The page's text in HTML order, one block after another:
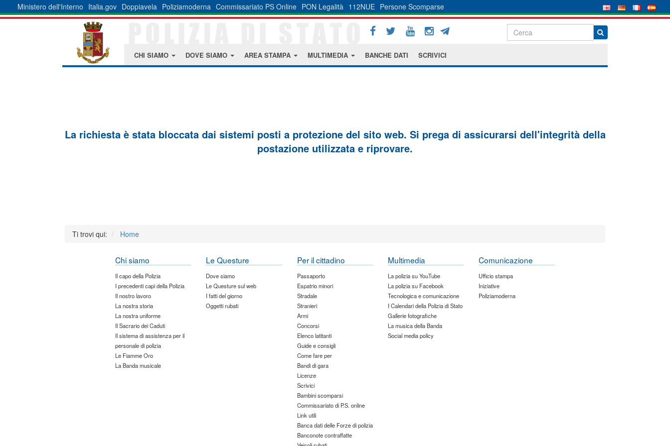
Ministero dell'Interno Italia.gov Doppiavela Poliziamoderna Commissariato PS Online PON Legalità 112NUE Persone Scomparse
CHI SIAMO DOVE SIAMO AREA STAMPA MULTIMEDIA BANCHE DATI SCRIVICI
La richiesta è stata bloccata dai sistemi posti a protezione del sito web. Si prega di assicurarsi dell'integrità della
postazione utilizzata e riprovare.
Ti trovi qui: Home
Chi siamo
Il capo della Polizia
I precedenti capi della Polizia
Il nostro lavoro
La nostra storia
La nostra uniforme
Il Sacrario dei Caduti
Il sistema di assistenza per il
personale di polizia
Le Fiamme Oro
La Banda musicale
Le Questure
Dove siamo
Le Questure sul web
I fatti del giorno
Oggetti rubati
Per il cittadino
Passaporto
Espatrio minori
Stradale
Stranieri
Armi
Concorsi
Elenco latitanti
Guide e consigli
Come fare per
Bandi di gara
Licenze
Scrivici
Bambini scomparsi
Commissariato di P.S. online
Link utili
Banca dati delle Forze di polizia
Banconote contraffatte
Multimedia
La polizia su YouTube
La polizia su Facebook
Tecnologica e comunicazione
I Calendari della Polizia di Stato
Gallerie fotografiche
La musica della Banda
Social media policy
Comunicazione
Ufficio stampa
Iniziative
Poliziamoderna